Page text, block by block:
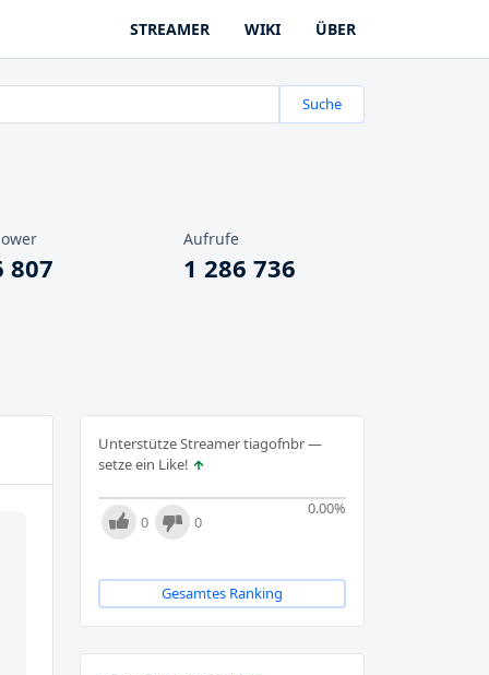
STREAMER WIKI ÜBER
Suche
807
Aufrufe
1 286 736
Unterstütze Streamer tiagofnbr —
setze ein Like!
0.00%
0 0
Gesamtes Ranking